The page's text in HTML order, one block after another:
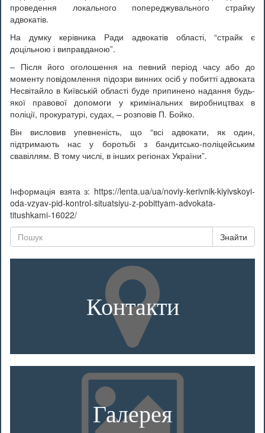
проведення локального попереджувального страйку
адвокатів.
На думку керівника Ради адвокатів області, “страйк є
доцільною і виправданою”.
– Після його оголошення на певний період часу або до
моменту повідомлення підозри винних осіб у побитті адвоката
Несвітайло в Київській області буде припинено надання будь-
якої правової допомоги у кримінальних виробництвах в
поліції, прокуратурі, судах, – розповів П. Бойко.
Він висловив упевненість, що “всі адвокати, як один,
підтримають нас у боротьбі з бандитсько-поліцейським
свавіллям. В тому числі, в інших регіонах України”.
Інформація взята з: https://lenta.ua/ua/noviy-kerivnik-kiyivskoyi-
oda-vzyav-pid-kontrol-situatsiyu-z-pobittyam-advokata-
titushkami-16022/
Знайти
Контакти
Галерея